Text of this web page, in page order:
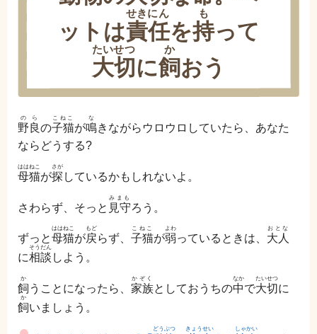
ットは責任
せきにん
を持
も
って
大切
たいせつ
に飼
か
おう
野良
のら
の子猫
こねこ
が鳴
な
きながらウロウロしていたら、あなた
ならどうする?
母猫
ははねこ
が探
さが
しているかもしれないよ。
さわらず、そっと 見守
みまも
ろう。
ずっと母猫
ははねこ
が戻
もど
らず、 子猫
こねこ
が弱
よわ
っているときは、 大人
おとな
に相談
そうだん
しよう。
飼
か
うことになったら、 家族
かぞく
としておうちの中
なか
で大切
たいせつ
に
飼
か
いましょう。
どうぶつ きょうせい しゃかい